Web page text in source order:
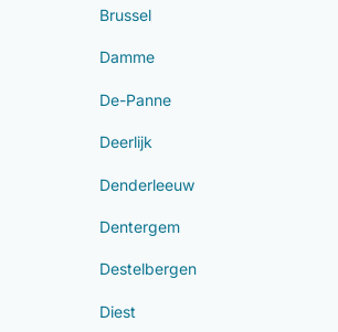
Brussel
Damme
De-Panne
Deerlijk
Denderleeuw
Dentergem
Destelbergen
Diest